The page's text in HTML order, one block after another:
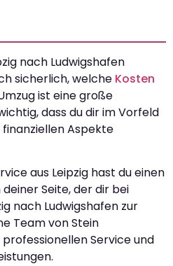
nach Ludwigshafen
sicherlich, welche Kosten
ist eine große
dass du dir im Vorfeld
Aspekte
aus Leipzig hast du einen
Seite, der dir bei
nach Ludwigshafen zur
Team von Stein
Service und